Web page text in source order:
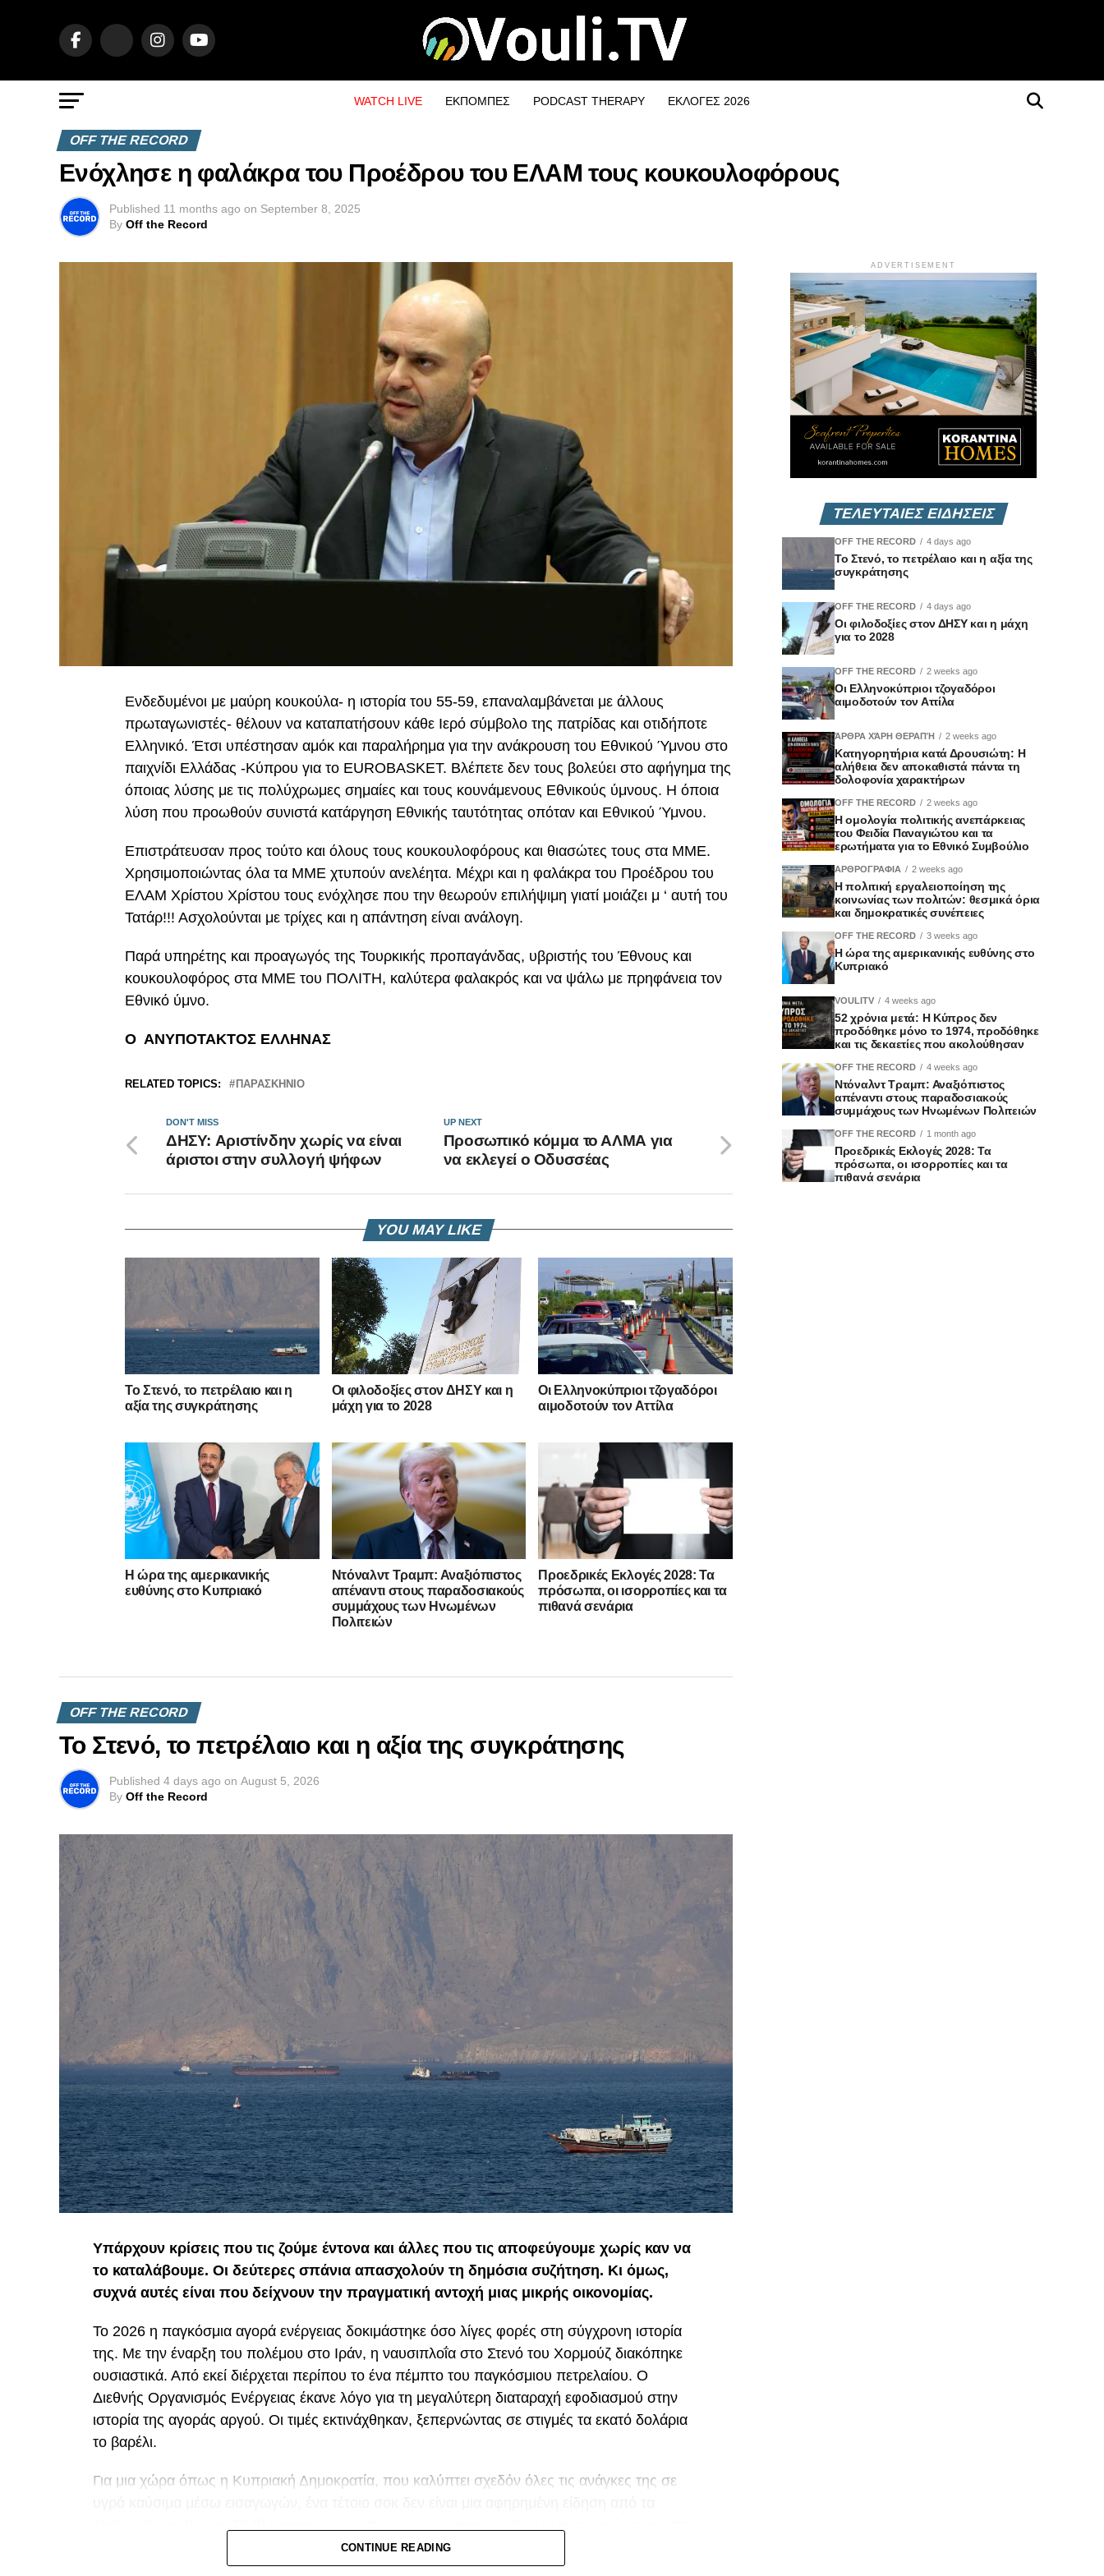
WATCH LIVE ΕΚΠΟΜΠΕΣ PODCAST THERAPY ΕΚΛΟΓΕΣ 2026
OFF THE RECORD
Ενόχλησε η φαλάκρα του Προέδρου του ΕΛΑΜ τους κουκουλοφόρους
Published 11 months ago on September 8, 2025
By Off the Record
Ενδεδυμένοι με μαύρη κουκούλα- η ιστορία του 55-59, επαναλαμβάνεται με άλλους
πρωταγωνιστές- θέλουν να καταπατήσουν κάθε Ιερό σύμβολο της πατρίδας και οτιδήποτε
Ελληνικό. Έτσι υπέστησαν αμόκ και παραλήρημα για την ανάκρουση του Εθνικού Ύμνου στο
παιχνίδι Ελλάδας -Κύπρου για το EUROBASKET. Βλέπετε δεν τους βολεύει στο αφήγημα της
όποιας λύσης με τις πολύχρωμες σημαίες και τους κουνάμενους Εθνικούς ύμνους. Η όποια
λύση που προωθούν συνιστά κατάργηση Εθνικής ταυτότητας οπόταν και Εθνικού Ύμνου.
Επιστράτευσαν προς τούτο και όλους τους κουκουλοφόρους και θιασώτες τους στα ΜΜΕ.
Χρησιμοποιώντας όλα τα ΜΜΕ χτυπούν ανελέητα. Μέχρι και η φαλάκρα του Προέδρου του
ΕΛΑΜ Χρίστου Χρίστου τους ενόχλησε που την θεωρούν επιλήψιμη γιατί μοιάζει μ ‘ αυτή του
Τατάρ!!! Ασχολούνται με τρίχες και η απάντηση είναι ανάλογη.
Παρά υπηρέτης και προαγωγός της Τουρκικής προπαγάνδας, υβριστής του Έθνους και
κουκουλοφόρος στα ΜΜΕ του ΠΟΛΙΤΗ, καλύτερα φαλακρός και να ψάλω με πρηφάνεια τον
Εθνικό ύμνο.
Ο ΑΝΥΠΟΤΑΚΤΟΣ ΕΛΛΗΝΑΣ
RELATED TOPICS: ΠΑΡΑΣΚΗΝΙΟ
UP NEXT
Προσωπικό κόμμα το ΑΛΜΑ για
να εκλεγεί ο Οδυσσέας
DON'T MISS
ΔΗΣΥ: Aριστίνδην χωρίς να είναι
άριστοι στην συλλογή ψήφων
YOU MAY LIKE
Το Στενό, το πετρέλαιο και η
αξία της συγκράτησης
Οι φιλοδοξίες στον ΔΗΣΥ και η
μάχη για το 2028
Οι Ελληνοκύπριοι τζογαδόροι
αιμοδοτούν τον Αττίλα
Η ώρα της αμερικανικής
ευθύνης στο Κυπριακό
Ντόναλντ Τραμπ: Αναξιόπιστος
απέναντι στους παραδοσιακούς
συμμάχους των Ηνωμένων
Πολιτειών
Προεδρικές Εκλογές 2028: Τα
πρόσωπα, οι ισορροπίες και τα
πιθανά σενάρια
OFF THE RECORD
Το Στενό, το πετρέλαιο και η αξία της συγκράτησης
Published 4 days ago on August 5, 2026
By Off the Record
Υπάρχουν κρίσεις που τις ζούμε έντονα και άλλες που τις αποφεύγουμε χωρίς καν να
το καταλάβουμε. Οι δεύτερες σπάνια απασχολούν τη δημόσια συζήτηση. Κι όμως,
συχνά αυτές είναι που δείχνουν την πραγματική αντοχή μιας μικρής οικονομίας.
Το 2026 η παγκόσμια αγορά ενέργειας δοκιμάστηκε όσο λίγες φορές στη σύγχρονη ιστορία
της. Με την έναρξη του πολέμου στο Ιράν, η ναυσιπλοΐα στο Στενό του Χορμούζ διακόπηκε
ουσιαστικά. Από εκεί διέρχεται περίπου το ένα πέμπτο του παγκόσμιου πετρελαίου. Ο
Διεθνής Οργανισμός Ενέργειας έκανε λόγο για τη μεγαλύτερη διαταραχή εφοδιασμού στην
ιστορία της αγοράς αργού. Οι τιμές εκτινάχθηκαν, ξεπερνώντας σε στιγμές τα εκατό δολάρια
το βαρέλι.
Για μια χώρα όπως η Κυπριακή Δημοκρατία, που καλύπτει σχεδόν όλες τις ανάγκες της σε
καθημερινό καλάθι του νοικοκυριού. Οι μικρές οικονομίες που εξαρτώνται πλήρως από
εισαγωγές είναι εκείνες που εκτίθενται πρώτες και πιο σκληρά.
CONTINUE READING
ADVERTISEMENT
ΤΕΛΕΥΤΑΙΕΣ ΕΙΔΗΣΕΙΣ
OFF THE RECORD 4 days ago
Το Στενό, το πετρέλαιο και η αξία της
συγκράτησης
OFF THE RECORD 4 days ago
Οι φιλοδοξίες στον ΔΗΣΥ και η μάχη
για το 2028
OFF THE RECORD 2 weeks ago
Οι Ελληνοκύπριοι τζογαδόροι
αιμοδοτούν τον Αττίλα
ΆΡΘΡΑ ΧΆΡΗ ΘΕΡΑΠΉ 2 weeks ago
Κατηγορητήρια κατά Δρουσιώτη: Η
αλήθεια δεν αποκαθιστά πάντα τη
δολοφονία χαρακτήρων
OFF THE RECORD 2 weeks ago
Η ομολογία πολιτικής ανεπάρκειας
του Φειδία Παναγιώτου και τα
ερωτήματα για το Εθνικό Συμβούλιο
ΑΡΘΡΟΓΡΑΦΙΑ 2 weeks ago
Η πολιτική εργαλειοποίηση της
κοινωνίας των πολιτών: θεσμικά όρια
και δημοκρατικές συνέπειες
OFF THE RECORD 3 weeks ago
Η ώρα της αμερικανικής ευθύνης στο
Κυπριακό
VOULITV 4 weeks ago
52 χρόνια μετά: Η Κύπρος δεν
προδόθηκε μόνο το 1974, προδόθηκε
και τις δεκαετίες που ακολούθησαν
OFF THE RECORD 4 weeks ago
Ντόναλντ Τραμπ: Αναξιόπιστος
απέναντι στους παραδοσιακούς
συμμάχους των Ηνωμένων Πολιτειών
OFF THE RECORD 1 month ago
Προεδρικές Εκλογές 2028: Τα
πρόσωπα, οι ισορροπίες και τα
πιθανά σενάρια